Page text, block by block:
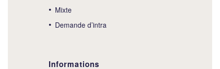
Mixte
Demande d’intra
Informations